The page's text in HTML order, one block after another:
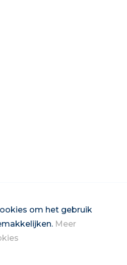
om het gebruik
Meer
nieuwsbrief